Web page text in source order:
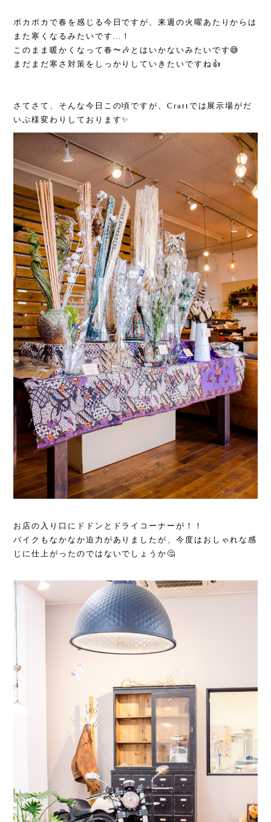
ポカポカで春を感じる今日ですが、来週の火曜あたりからは
また寒くなるみたいです...！
このまま暖かくなって春〜🎶とはいかないみたいです😅
まだまだ寒さ対策をしっかりしていきたいですね👍
さてさて、そんな今日この頃ですが、Crattでは展示場がだ
いぶ様変わりしております✨
お店の入り口にドドンとドライコーナーが！！
バイクもなかなか迫力がありましたが、今度はおしゃれな感
じに仕上がったのではないでしょうか🤔